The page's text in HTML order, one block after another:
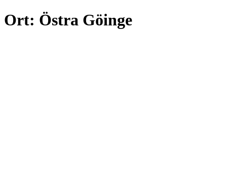
Ort: Östra Göinge